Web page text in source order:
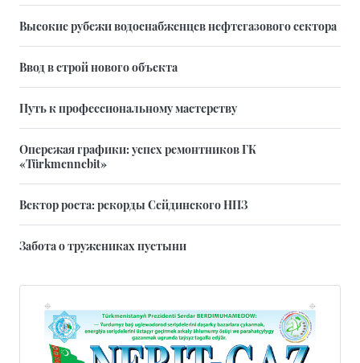
Высокие рубежи водоснабженцев нефтегазового сектора
Ввод в строй нового объекта
Путь к профессиональному мастерству
Опережая графики: успех ремонтников ГК
«Türkmennebit»
Вектор роста: рекорды Сейдинского НПЗ
Забота о тружениках пустыни